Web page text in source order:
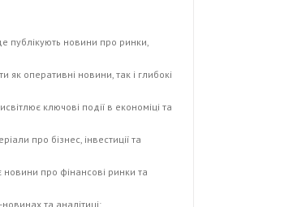
публікують новини про ринки,
оперативні новини, так і глибокі
ключові події в економіці та
про бізнес, інвестиції та
про фінансові ринки та
та аналітиці;